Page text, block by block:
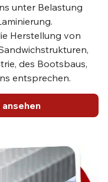
unter Belastung
Herstellung von
des Bootsbaus,
entsprechen.